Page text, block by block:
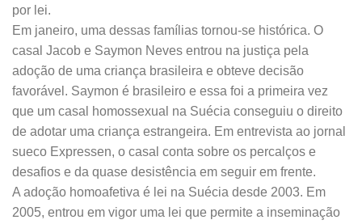
por lei.
Em janeiro, uma dessas famílias tornou-se histórica. O
casal Jacob e Saymon Neves entrou na justiça pela
adoção de uma criança brasileira e obteve decisão
favorável. Saymon é brasileiro e essa foi a primeira vez
que um casal homossexual na Suécia conseguiu o direito
de adotar uma criança estrangeira. Em entrevista ao jornal
sueco Expressen, o casal conta sobre os percalços e
desafios e da quase desistência em seguir em frente.
A adoção homoafetiva é lei na Suécia desde 2003. Em
2005, entrou em vigor uma lei que permite a inseminação